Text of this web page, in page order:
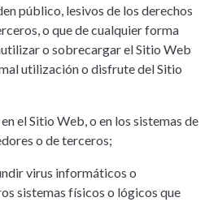
público, lesivos de los derechos
o que de cualquier forma
o sobrecargar el Sitio Web
utilización o disfrute del Sitio
el Sitio Web, o en los sistemas de
o de terceros;
virus informáticos o
sistemas físicos o lógicos que